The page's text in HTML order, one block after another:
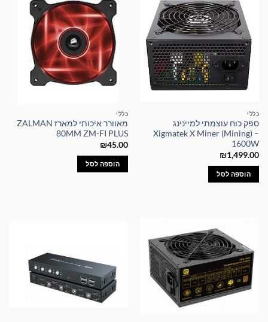
כללי
ספק כוח עוצמתי למיינינג
Xigmatek X Miner (Mining) –
1600W
₪1,499.00
הוספה לסל
כללי
מאוורר איכותי למארז ZALMAN
80MM ZM-FI PLUS
₪45.00
הוספה לסל